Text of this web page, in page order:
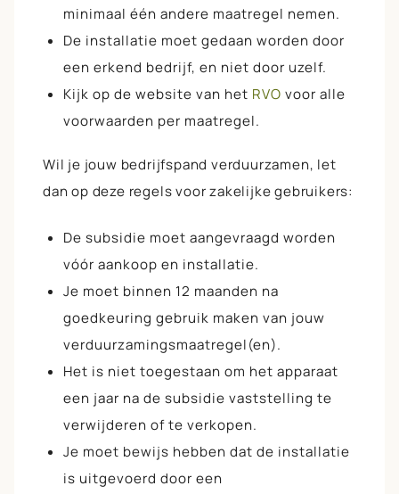
minimaal één andere maatregel nemen.
De installatie moet gedaan worden door
een erkend bedrijf, en niet door uzelf.
Kijk op de website van het RVO voor alle
voorwaarden per maatregel.
Wil je jouw bedrijfspand verduurzamen, let
dan op deze regels voorzakelijke gebruikers:
De subsidie moet aangevraagd worden
vóór aankoop en installatie.
Je moet binnen 12 maanden na
goedkeuring gebruik maken van jouw
verduurzamingsmaatregel(en).
Het is niet toegestaan om het apparaat
een jaar na de subsidie vaststelling te
verwijderen of te verkopen.
Je moet bewijs hebben dat de installatie
is uitgevoerd door een